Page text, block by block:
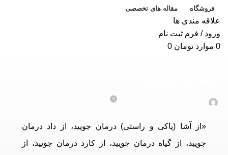
فروشگاه مقاله های تخصصی
علاقه مندی ها
ورود / فرم ثبت نام
0 موارد تومان
0
«از آشا (پاکی و راستی) درمان جویید، از داد درمان
جویید، از گیاه درمان جویید، از کارد درمان جویید، از